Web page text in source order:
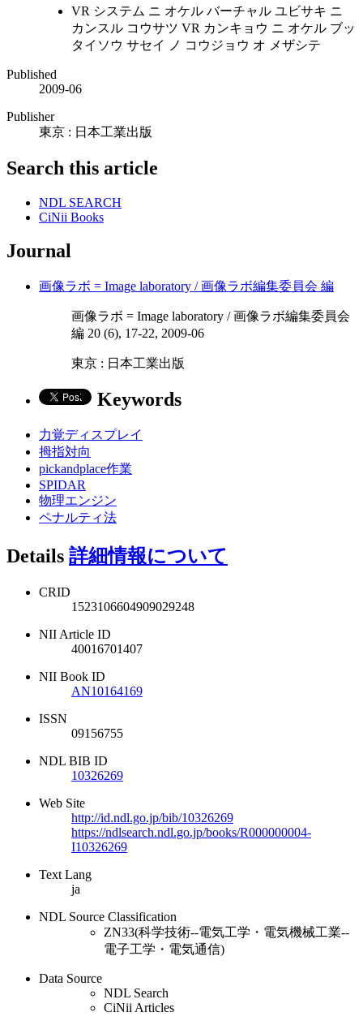
VR システム ニ オケル バーチャル ユビサキ ニ
カンスル コウサツ VR カンキョウ ニ オケル ブッ
タイソウ サセイ ノ コウジョウ オ メザシテ
Published
2009-06
Publisher
東京 : 日本工業出版
Search this article
NDL SEARCH
CiNii Books
Journal
画像ラボ = Image laboratory / 画像ラボ編集委員会 編
画像ラボ = Image laboratory / 画像ラボ編集委員会
編 20 (6), 17-22, 2009-06
東京 : 日本工業出版
Keywords
力覚ディスプレイ
拇指対向
pickandplace作業
SPIDAR
物理エンジン
ペナルティ法
Details 詳細情報について
CRID
1523106604909029248
NII Article ID
40016701407
NII Book ID
AN10164169
ISSN
09156755
NDL BIB ID
10326269
Web Site
http://id.ndl.go.jp/bib/10326269
https://ndlsearch.ndl.go.jp/books/R000000004-
I10326269
Text Lang
ja
NDL Source Classification
ZN33(科学技術--電気工学・電気機械工業--
電子工学・電気通信)
Data Source
NDL Search
CiNii Articles